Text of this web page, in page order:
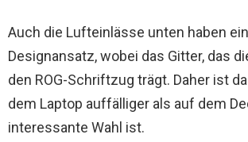
Auch die Lufteinlässe unten haben
Designansatz, wobei das Gitter, das
den ROG-Schriftzug trägt. Daher ist
dem Laptop auffälliger als auf dem
interessante Wahl ist.